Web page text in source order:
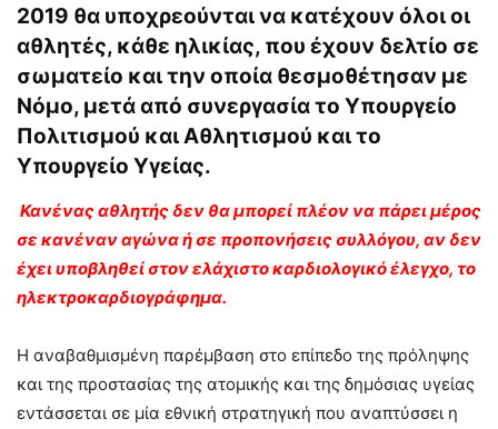
2019 θα υποχρεούνται να κατέχουν όλοι οι
αθλητές, κάθε ηλικίας, που έχουν δελτίο σε
σωματείο και την οποία θεσμοθέτησαν με
Νόμο, μετά από συνεργασία το Υπουργείο
Πολιτισμού και Αθλητισμού και το
Υπουργείο Υγείας.
Κανένας αθλητής δεν θα μπορεί πλέον να πάρει μέρος
σε κανέναν αγώνα ή σε προπονήσεις συλλόγου, αν δεν
έχει υποβληθεί στον ελάχιστο καρδιολογικό έλεγχο, το
ηλεκτροκαρδιογράφημα.
Η αναβαθμισμένη παρέμβαση στο επίπεδο της πρόληψης
και της προστασίας της ατομικής και της δημόσιας υγείας
εντάσσεται σε μία εθνική στρατηγική που αναπτύσσει η